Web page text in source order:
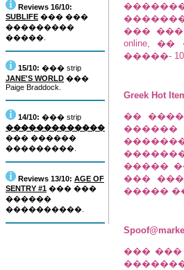
Reviews 16/10:
SUBLIFE ��� ���
���������
�����.
15/10: ��� strip
JANE'S WORLD ���
Paige Braddock.
14/10: ��� strip
�������������
��� ������
���������.
Reviews 13/10: AGE OF
SENTRY #1 ��� ���
������
����������.
���
online,
�����-
Greek Hot
��
������
�����
���
�����
���